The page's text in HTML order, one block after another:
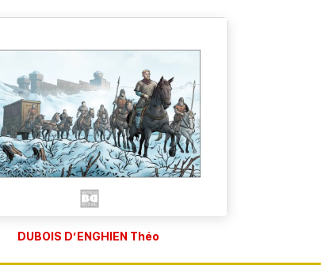
DUBOIS D’ENGHIEN Théo